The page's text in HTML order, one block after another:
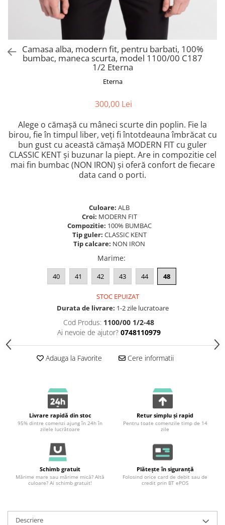
Camasa alba, modern fit, pentru barbati, 100%
bumbac, maneca scurta, model 1100/00 C187
1/2 Eterna
Eterna
300,00 Lei
Alege o cămașă cu mâneci scurte din poplin. Fie la
birou, fie în timpul liber, veți fi întotdeauna îmbrăcat cu
bun gust cu această cămașă MODERN FIT cu guler
CLASSIC KENT și buzunar la piept. Are in compozitie cel
mai fin bumbac (NON IRON) și oferă confort de fiecare
data cand o porti.
Culoare: ALB
Croi: MODERN FIT
Compozitie: 100% BUMBAC
Tip guler: CLASSIC KENT
Tip calcare: NON IRON
Marime:
40 41 42 43 44 48
STOC EPUIZAT
Durata de livrare: 1-2 zile lucratoare
Cod Produs: 1100/00 1/2-48
Ai nevoie de ajutor? 0748110979
Adauga la Favorite Cere informatii
Livrare rapidă din stoc
95% dintre comenzi ajung în 24h în
zilele lucrătoare
Retur simplu și rapid
Pentru toate comenzile timp de 14
zile
Schimb gratuit
Mărime mare sau mărime mică? Altă
culoare? Ai schimb gratuit!
Plătește în siguranță
Folosind orice card de debit sau de
credit prin BT ePOS
Descriere